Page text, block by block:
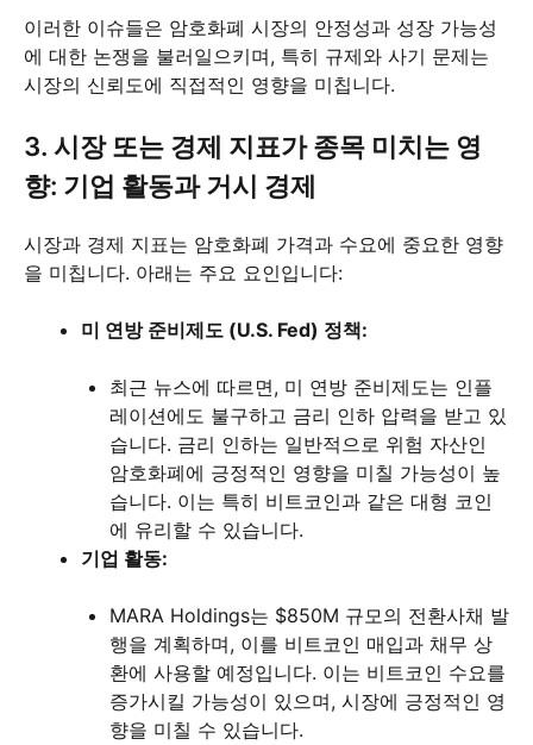
이러한 이슈들은 암호화폐 시장의 안정성과 성장 가능성
에 대한 논쟁을 불러일으키며, 특히 규제와 사기 문제는
시장의 신뢰도에 직접적인 영향을 미칩니다.
3. 시장 또는 경제 지표가 종목 미치는 영
향: 기업 활동과 거시 경제
시장과 경제 지표는 암호화폐 가격과 수요에 중요한 영향
을 미칩니다. 아래는 주요 요인입니다:
미 연방 준비제도 (U.S. Fed) 정책:
최근 뉴스에 따르면, 미 연방 준비제도는 인플
레이션에도 불구하고 금리 인하 압력을 받고 있
습니다. 금리 인하는 일반적으로 위험 자산인
암호화폐에 긍정적인 영향을 미칠 가능성이 높
습니다. 이는 특히 비트코인과 같은 대형 코인
에 유리할 수 있습니다.
기업 활동:
MARA Holdings는 $850M 규모의 전환사채 발
행을 계획하며, 이를 비트코인 매입과 채무 상
환에 사용할 예정입니다. 이는 비트코인 수요를
증가시킬 가능성이 있으며, 시장에 긍정적인 영
향을 미칠 수 있습니다.